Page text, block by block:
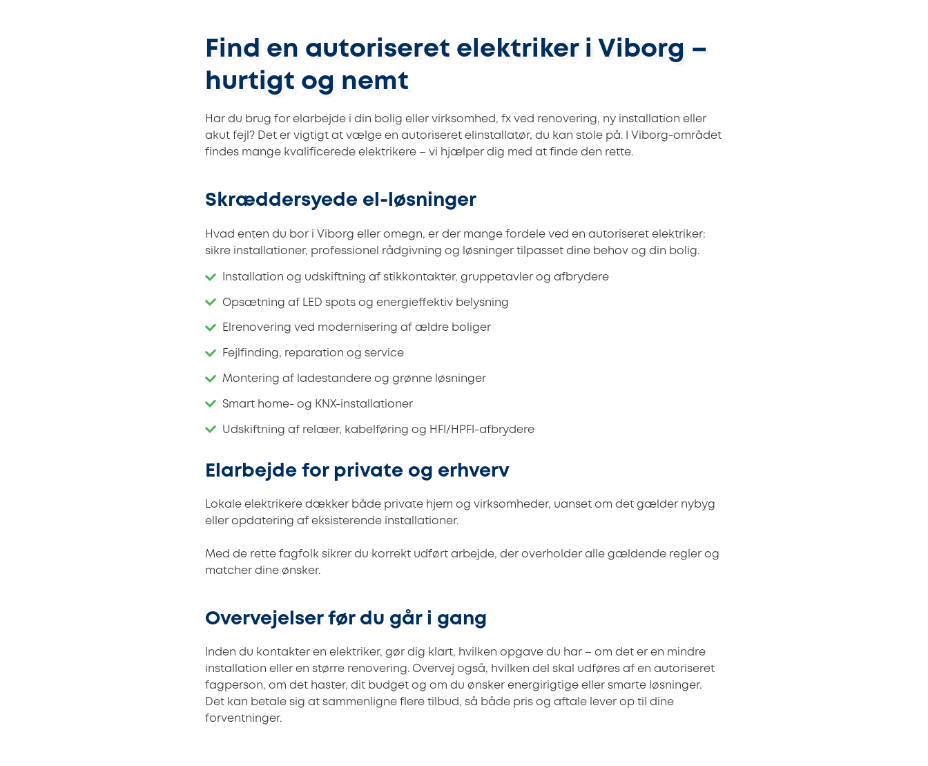
Find en autoriseret elektriker i Viborg –
hurtigt og nemt
Har du brug for elarbejde i din bolig eller virksomhed, fx ved renovering, ny installation eller
akut fejl? Det er vigtigt at vælge en autoriseret elinstallatør, du kan stole på. I Viborg-området
findes mange kvalificerede elektrikere – vi hjælper dig med at finde den rette.
Skræddersyede el-løsninger
Hvad enten du bor i Viborg eller omegn, er der mange fordele ved en autoriseret elektriker:
sikre installationer, professionel rådgivning og løsninger tilpasset dine behov og din bolig.
Installation og udskiftning af stikkontakter, gruppetavler og afbrydere
Opsætning af LED spots og energieffektiv belysning
Elrenovering ved modernisering af ældre boliger
Fejlfinding, reparation og service
Montering af ladestandere og grønne løsninger
Smart home- og KNX-installationer
Udskiftning af relæer, kabelføring og HFI/HPFI-afbrydere
Elarbejde for private og erhverv
Lokale elektrikere dækker både private hjem og virksomheder, uanset om det gælder nybyg
eller opdatering af eksisterende installationer.
Med de rette fagfolk sikrer du korrekt udført arbejde, der overholder alle gældende regler og
matcher dine ønsker.
Overvejelser før du går i gang
Inden du kontakter en elektriker, gør dig klart, hvilken opgave du har – om det er en mindre
installation eller en større renovering. Overvej også, hvilken del skal udføres af en autoriseret
fagperson, om det haster, dit budget og om du ønsker energirigtige eller smarte løsninger.
Det kan betale sig at sammenligne flere tilbud, så både pris og aftale lever op til dine
forventninger.